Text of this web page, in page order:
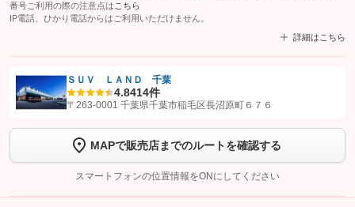
番号ご利用の際の注意点は こちら
IP電話、ひかり電話からはご利用いただけません。
詳細はこちら
【STEP1】認証画面でグーネットを友だち追加してから「許可する」ボタンを押
トーク画面で
ボタンをタップして問い合わせを
完了してください。
こちら
ＳＵＶ ＬＡＮＤ 千葉
4.8414件
〒263-0001 千葉県千葉市稲毛区長沼原町６７６
MAPで販売店までのルートを確認する
スマートフォンの位置情報をONにしてください